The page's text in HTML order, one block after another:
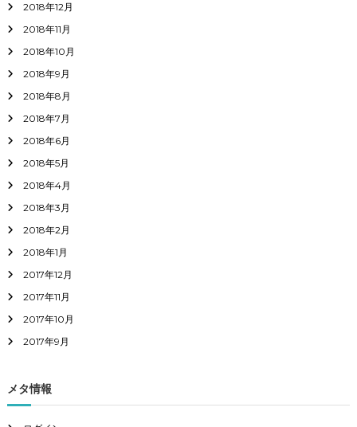
2018年12月
2018年11月
2018年10月
2018年9月
2018年8月
2018年7月
2018年6月
2018年5月
2018年4月
2018年3月
2018年2月
2018年1月
2017年12月
2017年11月
2017年10月
2017年9月
メタ情報